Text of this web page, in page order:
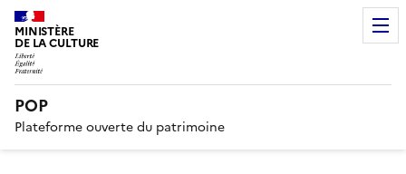
MINISTÈRE
DE LA CULTURE
POP
Plateforme ouverte du patrimoine